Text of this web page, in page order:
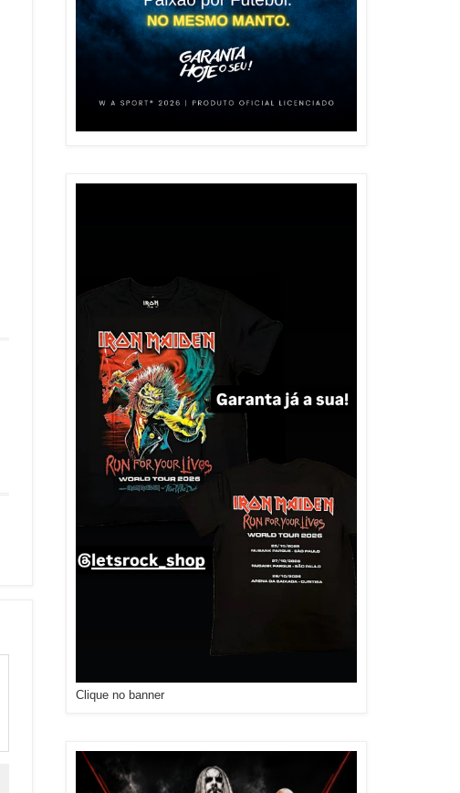
Clique no banner